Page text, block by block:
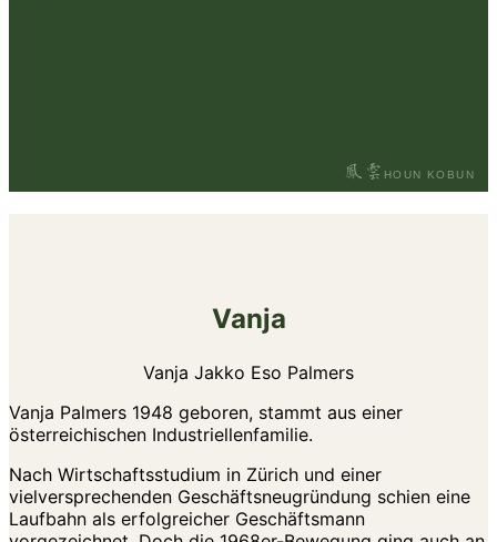
鳳雲 HOUN KOBUN
Vanja
Vanja Jakko Eso Palmers
Vanja Palmers 1948 geboren, stammt aus einer
österreichischen Industriellenfamilie.
Nach Wirtschaftsstudium in Zürich und einer
vielversprechenden Geschäftsneugründung schien eine
Laufbahn als erfolgreicher Geschäftsmann